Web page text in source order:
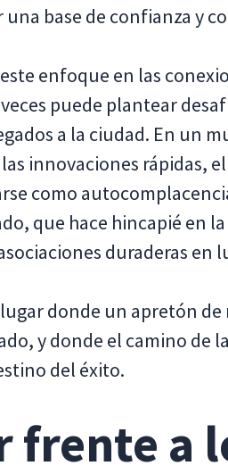
base de confianza y
enfoque en las
puede plantear
a la ciudad. En un
innovaciones rápidas,
como
que hace hincapié en
duraderas en
donde un apretón
y donde el camino de
del éxito.
frente a